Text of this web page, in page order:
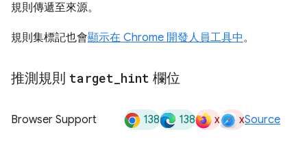
規則傳遞至來源。
規則集標記也會顯示在 Chrome 開發人員工具中。
推測規則 target hint 欄位
Browser Support 138 138 x xSource